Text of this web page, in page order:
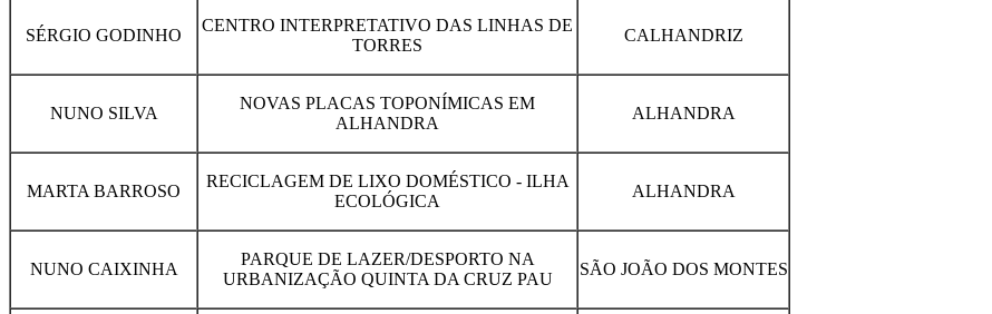
SÉRGIO GODINHO
CENTRO INTERPRETATIVO DAS LINHAS DE
TORRES
CALHANDRIZ
NUNO SILVA
NOVAS PLACAS TOPONÍMICAS EM
ALHANDRA
ALHANDRA
MARTA BARROSO
RECICLAGEM DE LIXO DOMÉSTICO - ILHA
ECOLÓGICA
ALHANDRA
NUNO CAIXINHA
PARQUE DE LAZER/DESPORTO NA
URBANIZAÇÃO QUINTA DA CRUZ PAU
SÃO JOÃO DOS MONTES